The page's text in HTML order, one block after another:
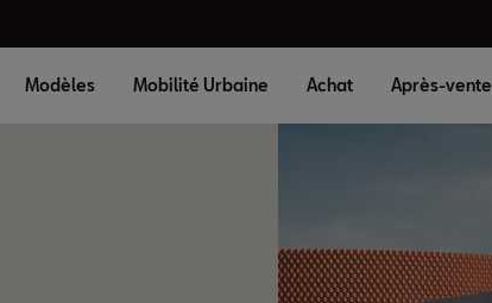
Modèles Mobilité Urbaine Achat Après-vente